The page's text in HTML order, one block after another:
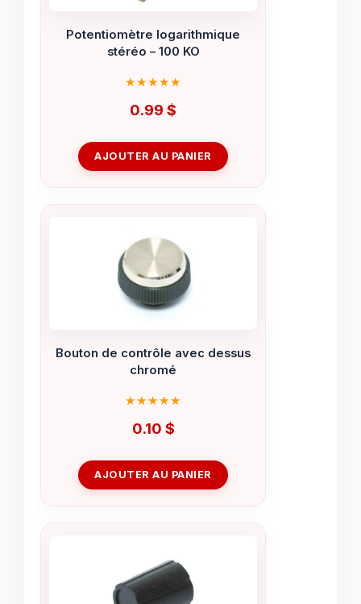
Potentiomètre logarithmique
stéréo – 100 KO
0.99 $
AJOUTER AU PANIER
Bouton de contrôle avec dessus
chromé
0.10 $
AJOUTER AU PANIER